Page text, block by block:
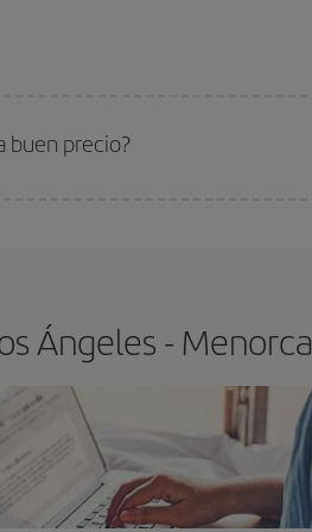
Ángeles-Menorca-dest
buen precio?
Ángeles - Menorca